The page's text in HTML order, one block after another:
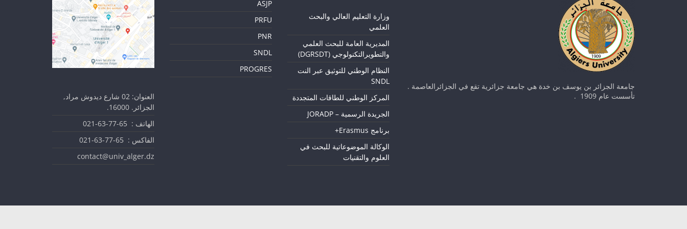
جامعة الجزائر بن يوسف بن خدة هي جامعة جزائرية تقع في الجزائرالعاصمة .
تأسست عام 1909 .
وزارة التعليم العالي والبحث
العلمي
المديرية العامة للبحث العلمي
والتطويرالتكنولوجي (DGRSDT)
النظام الوطني للتوثيق عبر النت
SNDL
المركز الوطني للطاقات المتجددة
الجريدة الرسمية – JORADP
برنامج Erasmus+
الوكالة الموضوعاتية للبحث في
العلوم والتقنيات
ASJP
PRFU
PNR
SNDL
PROGRES
العنوان: 02 شارع ديدوش مراد,
الجزائر. 16000.
الهاتف : 65-77-63-021
الفاكس : 65-77-63-021
contact@univ_alger.dz